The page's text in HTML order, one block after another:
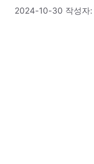
2024-10-30 작성자: